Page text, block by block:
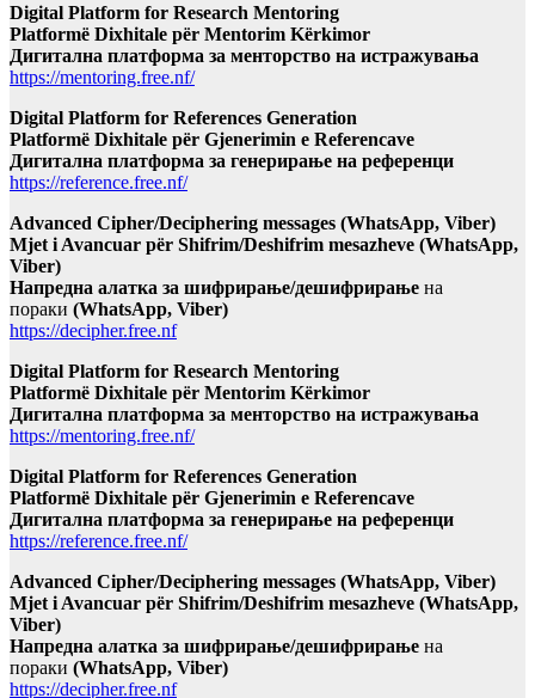
Digital Platform for Research Mentoring
Platformë Dixhitale për Mentorim Kërkimor
Дигитална платформа за менторство на истражувања
https://mentoring.free.nf/
Digital Platform for References Generation
Platformë Dixhitale për Gjenerimin e Referencave
Дигитална платформа за генерирање на референци
https://reference.free.nf/
Advanced Cipher/Deciphering messages (WhatsApp, Viber)
Mjet i Avancuar për Shifrim/Deshifrim mesazheve (WhatsApp,
Viber)
Напредна алатка за шифрирање/дешифрирање на
пораки (WhatsApp, Viber)
https://decipher.free.nf
Digital Platform for Research Mentoring
Platformë Dixhitale për Mentorim Kërkimor
Дигитална платформа за менторство на истражувања
https://mentoring.free.nf/
Digital Platform for References Generation
Platformë Dixhitale për Gjenerimin e Referencave
Дигитална платформа за генерирање на референци
https://reference.free.nf/
Advanced Cipher/Deciphering messages (WhatsApp, Viber)
Mjet i Avancuar për Shifrim/Deshifrim mesazheve (WhatsApp,
Viber)
Напредна алатка за шифрирање/дешифрирање на
пораки (WhatsApp, Viber)
https://decipher.free.nf